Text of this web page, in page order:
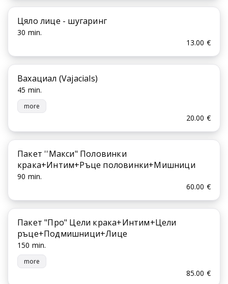
Цяло лице - шугаринг
30 min.
13.00 €
Вахациал (Vajacials)
45 min.
more
20.00 €
Пакет ''Макси" Половинки
крака+Интим+Ръце половинки+Мишници
90 min.
60.00 €
Пакет "Про" Цели крака+Интим+Цели
ръце+Подмишници+Лице
150 min.
more
85.00 €